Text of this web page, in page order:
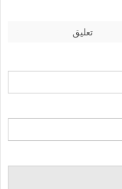
تعليق